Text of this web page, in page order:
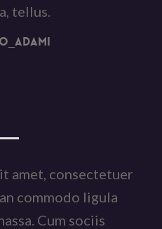
tellus.
amet, consectetuer
commodo ligula
Cum sociis